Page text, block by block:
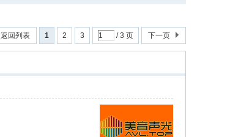
1 2 3 / 3 页 下一页
返回列表